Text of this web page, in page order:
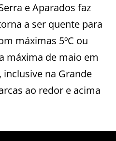
e Aparados faz
a ser quente para
máximas 5ºC ou
máxima de maio em
na Grande
ao redor e acima